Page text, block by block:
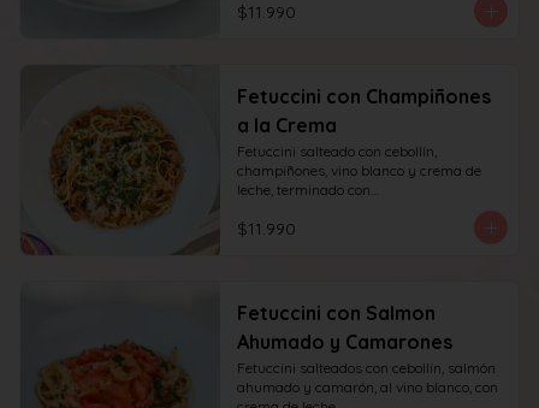
$11.990
Fetuccini con Champiñones
a la Crema
Fetuccini salteado con cebollín,
champiñones, vino blanco y crema de
leche, terminado con
$11.990
Fetuccini con Salmon
Ahumado y Camarones
Fetuccini salteados con cebollín, salmón
ahumado y camarón, al vino blanco, con